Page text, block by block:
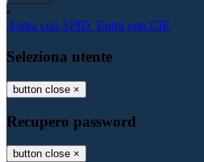
-
Entra con SPID Entra con CIE
Seleziona utente
button close ×
Recupero password
button close ×